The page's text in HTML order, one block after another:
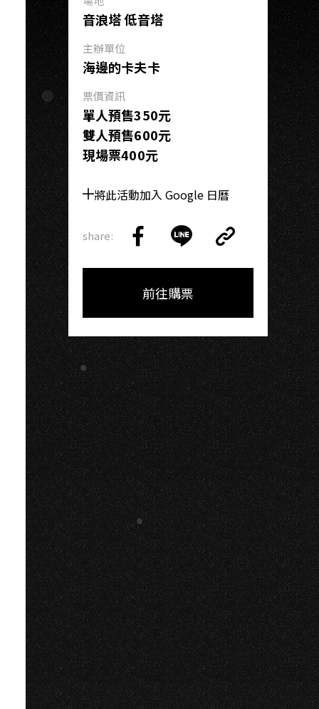
音浪塔 低音塔
主辦單位
海邊的卡夫卡
票價資訊
單人預售350元
雙人預售600元
現場票400元
將此活動加入 Google 日曆
share:
on
Facebook
on
LINE
Link
Copy
前往購票